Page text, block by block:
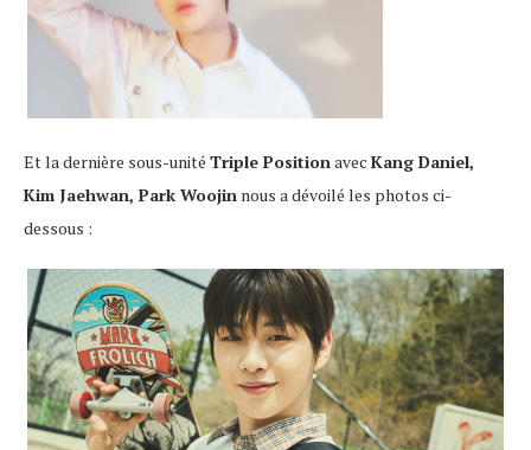
Et la dernière sous-unité Triple Positionavec Kang Daniel,
Kim Jaehwan, Park Woojin nous a dévoilé les photos ci-
dessous :